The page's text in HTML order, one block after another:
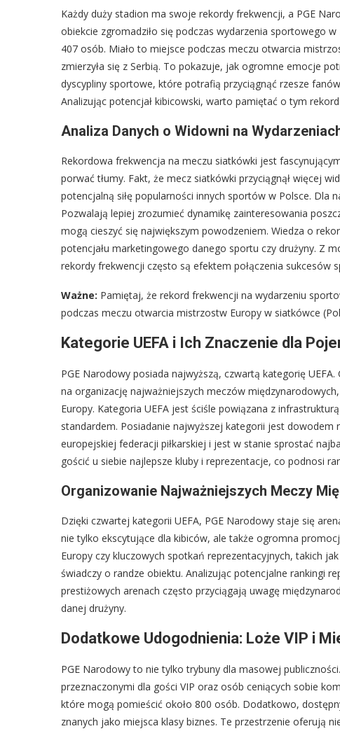
Każdy duży stadion ma swoje rekordy frekwencji, a PGE
obiekcie zgromadziło się podczas wydarzenia sportowego
407 osób. Miało to miejsce podczas meczu otwarcia
zmierzyła się z Serbią. To pokazuje, jak ogromne emocje
dyscypliny sportowe, które potrafią przyciągnąć rzesze
Analizując potencjał kibicowski, warto pamiętać o tym
Analiza Danych o Widowni na
Rekordowa frekwencja na meczu siatkówki jest
porwać tłumy. Fakt, że mecz siatkówki przyciągnął więcej
potencjalną siłę popularności innych sportów w Polsce. Dla
Pozwalają lepiej zrozumieć dynamikę zainteresowania
mogą cieszyć się największym powodzeniem. Wiedza o
potencjału marketingowego danego sportu czy drużyny. Z
rekordy frekwencji często są efektem połączenia sukcesów
Ważne: Pamiętaj, że rekord frekwencji na wydarzeniu
podczas meczu otwarcia mistrzostw Europy w siatkówce
Kategorie UEFA i Ich Znaczenie dla
PGE Narodowy posiada najwyższą, czwartą kategorię
na organizację najważniejszych meczów
Europy. Kategoria UEFA jest ściśle powiązana z
standardem. Posiadanie najwyższej kategorii jest dowodem
europejskiej federacji piłkarskiej i jest w stanie sprostać
gościć u siebie najlepsze kluby i reprezentacje, co podnosi
Organizowanie Najważniejszych Meczy
Dzięki czwartej kategorii UEFA, PGE Narodowy staje się
nie tylko ekscytujące dla kibiców, ale także ogromna
Europy czy kluczowych spotkań reprezentacyjnych, takich
świadczy o randze obiektu. Analizując potencjalne rankingi
prestiżowych arenach często przyciągają uwagę
danej drużyny.
Dodatkowe Udogodnienia: Loże VIP i
PGE Narodowy to nie tylko trybuny dla masowej
przeznaczonymi dla gości VIP oraz osób ceniących sobie
które mogą pomieścić około 800 osób. Dodatkowo,
znanych jako miejsca klasy biznes. Te przestrzenie oferują